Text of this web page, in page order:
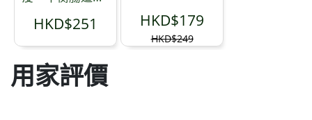
HKD$251 HKD$179
HKD$249
用家評價